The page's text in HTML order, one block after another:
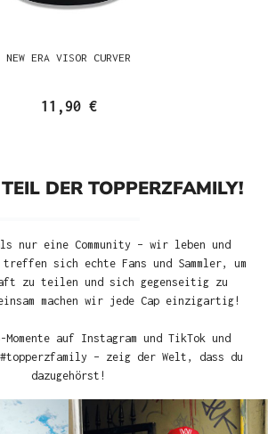
NEW ERA VISOR CURVER
11,90 €
DER TOPPERZFAMILY!
nur eine Community – wir leben und
sich echte Fans und Sammler, um
zu teilen und sich gegenseitig zu
machen wir jede Cap einzigartig!
auf Instagram und TikTok und
– zeig der Welt, dass du
dazugehörst!